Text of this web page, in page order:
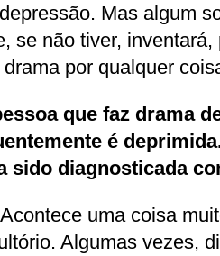
Mas algum
se não tiver,
drama por qualquer
que faz drama
é
sido diagnosticada
uma coisa
Algumas vezes,